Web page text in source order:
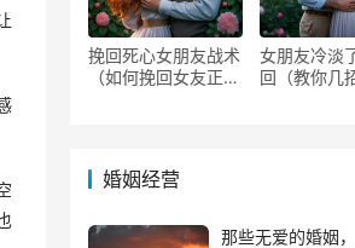
挽回死心女朋友战术
（如何挽回女友正确
女朋友冷淡
回（教你几
婚姻经营
那些无爱的婚姻